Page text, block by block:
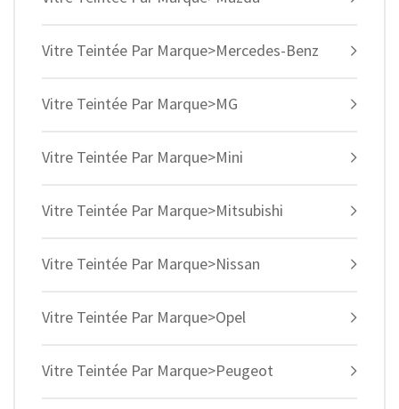
Vitre Teintée Par Marque>Mercedes-Benz
Vitre Teintée Par Marque>MG
Vitre Teintée Par Marque>Mini
Vitre Teintée Par Marque>Mitsubishi
Vitre Teintée Par Marque>Nissan
Vitre Teintée Par Marque>Opel
Vitre Teintée Par Marque>Peugeot